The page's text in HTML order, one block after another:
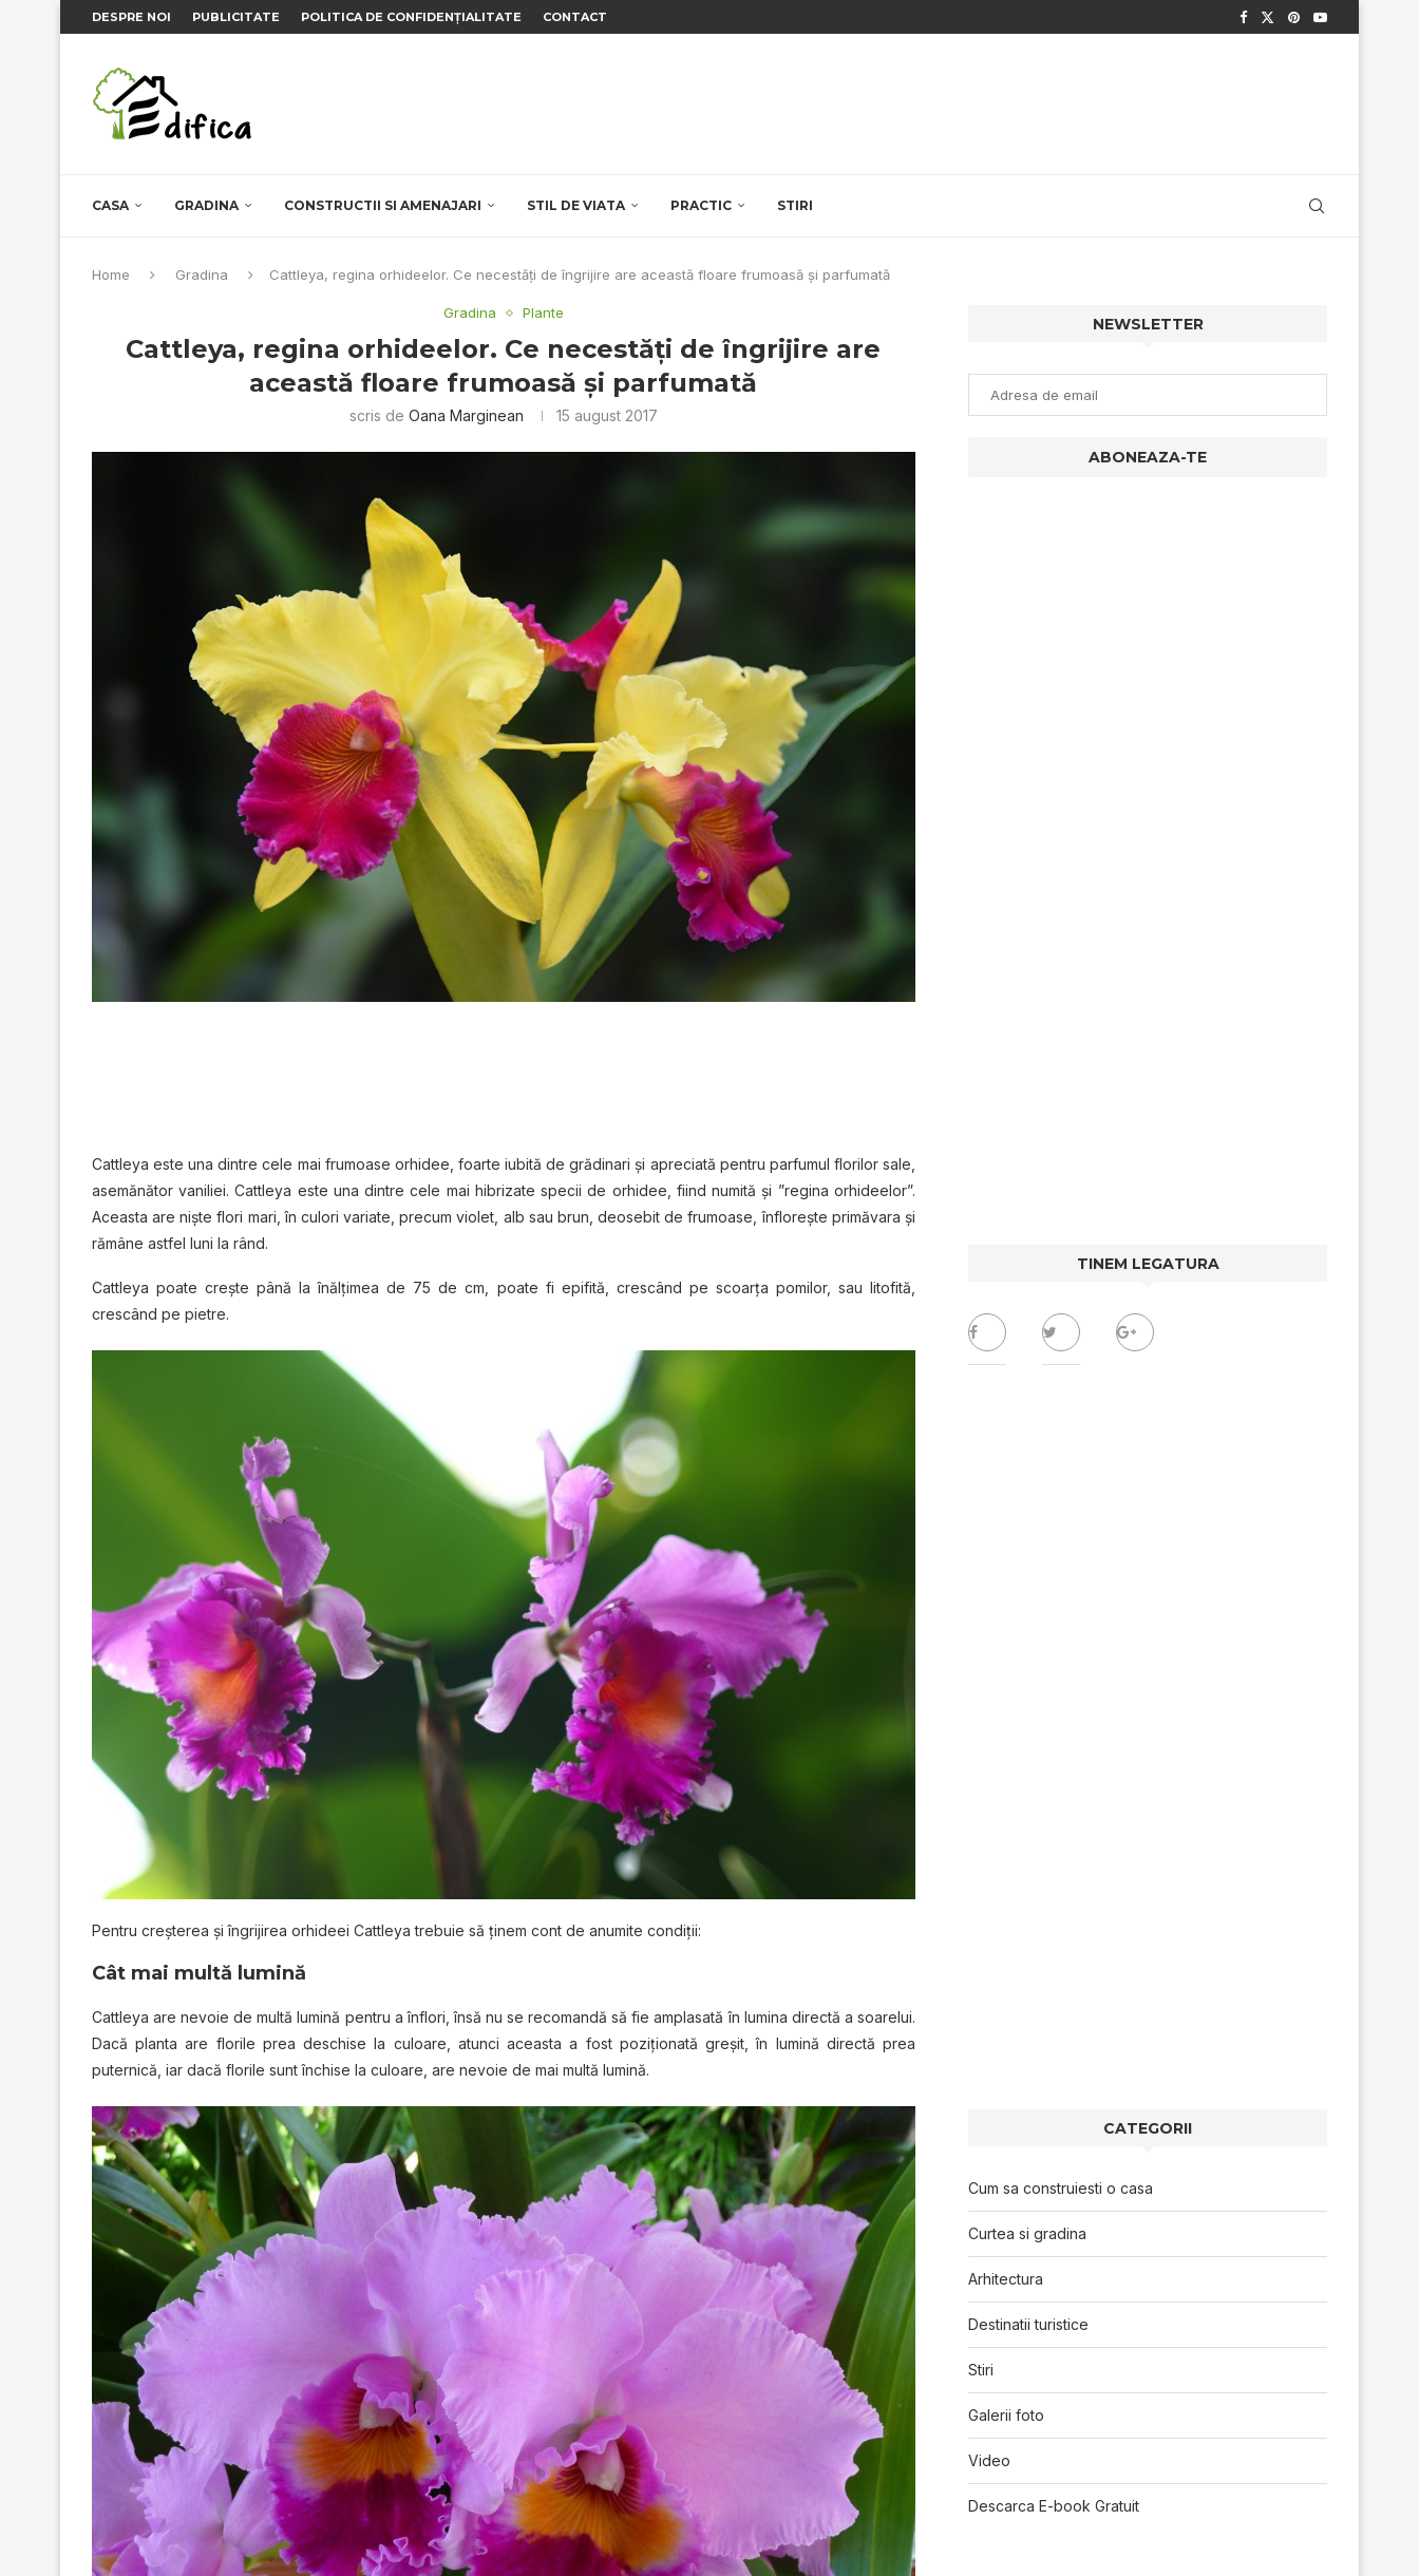
DESPRE NOI PUBLICITATE POLITICA DE CONFIDENȚIALITATE CONTACT
CASA GRADINA CONSTRUCTII SI AMENAJARI STIL DE VIATA PRACTIC STIRI
Home Gradina Cattleya, regina orhideelor. Ce necestăți de îngrijire are această floare frumoasă și parfumată
Gradina Plante
Cattleya, regina orhideelor. Ce necestăți de îngrijire are
această floare frumoasă și parfumată
scris de Oana Marginean 15 august 2017
Cattleya este una dintre cele mai frumoase orhidee, foarte iubită de grădinari și apreciată pentru parfumul florilor sale,
asemănător vaniliei. Cattleya este una dintre cele mai hibrizate specii de orhidee, fiind numită și ”regina orhideelor”.
Aceasta are niște flori mari, în culori variate, precum violet, alb sau brun, deosebit de frumoase, înflorește primăvara și
rămâne astfel luni la rând.
Cattleya poate crește până la înălțimea de 75 de cm, poate fi epifită, crescând pe scoarța pomilor, sau litofită,
crescând pe pietre.
Pentru creșterea și îngrijirea orhideei Cattleya trebuie să ținem cont de anumite condiții:
Cât mai multă lumină
Cattleya are nevoie de multă lumină pentru a înflori, însă nu se recomandă să fie amplasată în lumina directă a soarelui.
Dacă planta are florile prea deschise la culoare, atunci aceasta a fost poziționată greșit, în lumină directă prea
puternică, iar dacă florile sunt închise la culoare, are nevoie de mai multă lumină.
NEWSLETTER
TINEM LEGATURA
CATEGORII
Cum sa construiesti o casa
Curtea si gradina
Arhitectura
Destinatii turistice
Stiri
Galerii foto
Video
Descarca E-book Gratuit